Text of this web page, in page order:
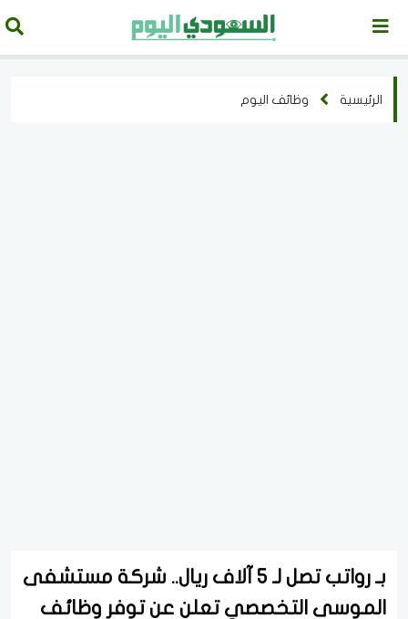
الرئيسية وظائف اليوم
بـ رواتب تصل لـ 5 آلاف ريال.. شركة مستشفى
الموسى التخصصي تعلن عن توفر وظائف